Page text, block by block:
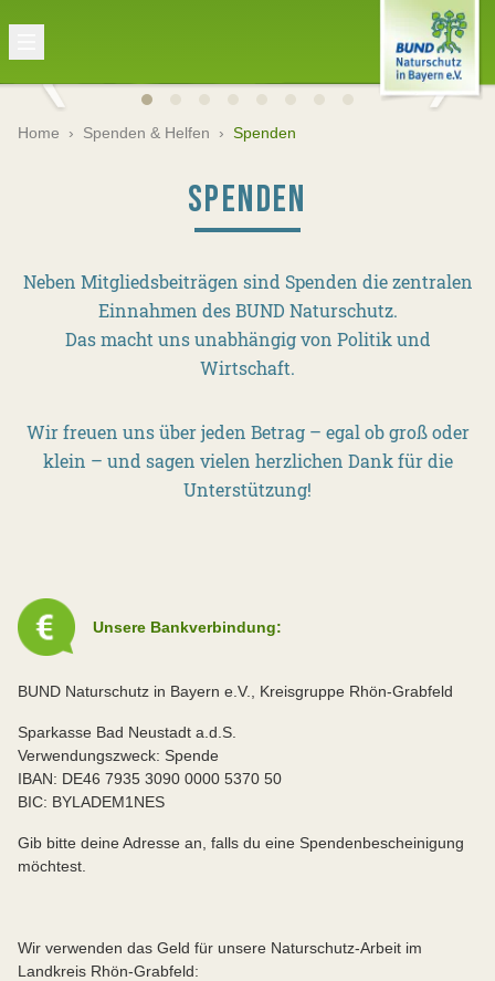
Home › Spenden & Helfen › Spenden
SPENDEN
Neben Mitgliedsbeiträgen sind Spenden die zentralen
Einnahmen des BUND Naturschutz.
Das macht uns unabhängig von Politik und
Wirtschaft.
Wir freuen uns über jeden Betrag – egal ob groß oder
klein – und sagen vielen herzlichen Dank für die
Unterstützung!
Unsere Bankverbindung:
BUND Naturschutz in Bayern e.V., Kreisgruppe Rhön-Grabfeld
Sparkasse Bad Neustadt a.d.S.
Verwendungszweck: Spende
IBAN: DE46 7935 3090 0000 5370 50
BIC: BYLADEM1NES
Gib bitte deine Adresse an, falls du eine Spendenbescheinigung
möchtest.
Wir verwenden das Geld für unsere Naturschutz-Arbeit im
Landkreis Rhön-Grabfeld: